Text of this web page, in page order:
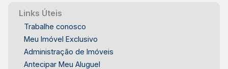
Links Úteis
Trabalhe conosco
Meu Imóvel Exclusivo
Administração de Imóveis
Antecipar Meu Aluguel